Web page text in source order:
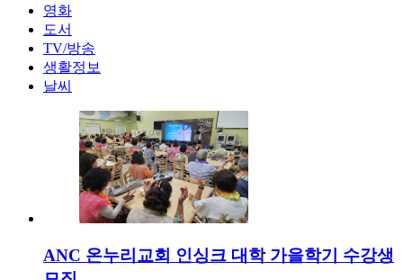
영화
도서
TV/방송
생활정보
날씨
ANC 온누리교회 인싱크 대학 가을학기 수강생